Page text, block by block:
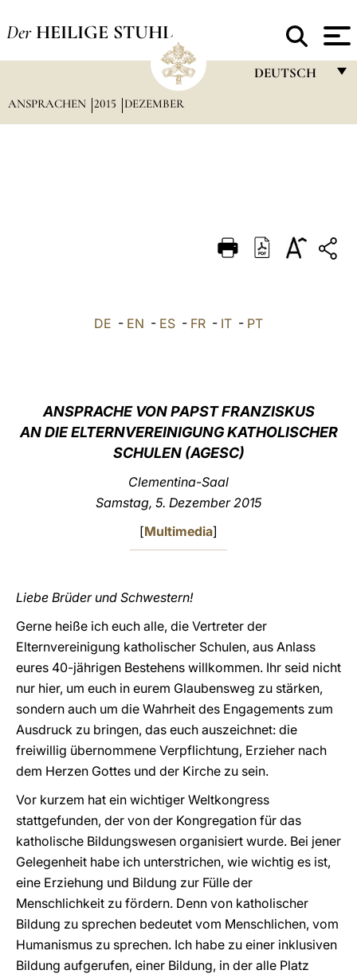
Der HEILIGE STUHL
DEUTSCH
DEUTSCH
العربيّة
ANSPRACHEN 2015 DEZEMBER
DE - EN - ES - FR - IT - PT
ANSPRACHE VON PAPST FRANZISKUS
AN DIE ELTERNVEREINIGUNG KATHOLISCHER
SCHULEN (AGESC)
Clementina-Saal
Samstag, 5. Dezember 2015
[Multimedia]
Liebe Brüder und Schwestern!
Gerne heiße ich euch alle, die Vertreter der
Elternvereinigung katholischer Schulen, aus Anlass
eures 40-jährigen Bestehens willkommen. Ihr seid nicht
nur hier, um euch in eurem Glaubensweg zu stärken,
sondern auch um die Wahrheit des Engagements zum
Ausdruck zu bringen, das euch auszeichnet: die
freiwillig übernommene Verpflichtung, Erzieher nach
dem Herzen Gottes und der Kirche zu sein.
Vor kurzem hat ein wichtiger Weltkongress
stattgefunden, der von der Kongregation für das
katholische Bildungswesen organisiert wurde. Bei jener
Gelegenheit habe ich unterstrichen, wie wichtig es ist,
eine Erziehung und Bildung zur Fülle der
Menschlichkeit zu fördern. Denn von katholischer
Bildung zu sprechen bedeutet vom Menschlichen, vom
Humanismus zu sprechen. Ich habe zu einer inklusiven
Bildung aufgerufen, einer Bildung, in der alle Platz